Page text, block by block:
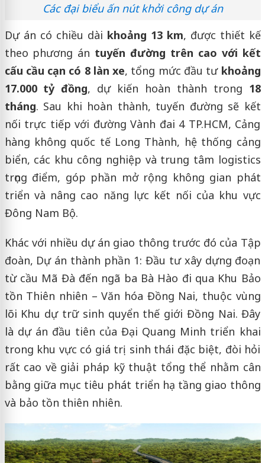
Các đại biểu ấn nút khởi công dự án
Dự án có chiều dài khoảng 13 km, được thiết kế
theo phương án tuyến đường trên cao với kết
cấu cầu cạn có 8 làn xe, tổng mức đầu tư khoảng
17.000 tỷ đồng, dự kiến hoàn thành trong 18
tháng. Sau khi hoàn thành, tuyến đường sẽ kết
nối trực tiếp với đường Vành đai 4 TP.HCM, Cảng
hàng không quốc tế Long Thành, hệ thống cảng
biển, các khu công nghiệp và trung tâm logistics
trọng điểm, góp phần mở rộng không gian phát
triển và nâng cao năng lực kết nối của khu vực
Đông Nam Bộ.
Khác với nhiều dự án giao thông trước đó của Tập
đoàn, Dự án thành phần 1: Đầu tư xây dựng đoạn
từ cầu Mã Đà đến ngã ba Bà Hào đi qua Khu Bảo
tồn Thiên nhiên – Văn hóa Đồng Nai, thuộc vùng
lõi Khu dự trữ sinh quyển thế giới Đồng Nai. Đây
là dự án đầu tiên của Đại Quang Minh triển khai
trong khu vực có giá trị sinh thái đặc biệt, đòi hỏi
rất cao về giải pháp kỹ thuật tổng thể nhằm cân
bằng giữa mục tiêu phát triển hạ tầng giao thông
và bảo tồn thiên nhiên.